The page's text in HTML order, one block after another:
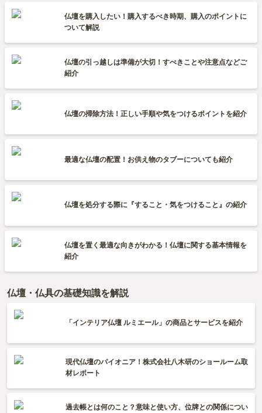
仏壇を購入したい！購入するべき時期、購入のポイントに
ついて解説
仏壇の引っ越しは準備が大切！すべきことや注意点などご
紹介
仏壇の掃除方法！正しい手順や気をつけるポイントを紹介
最適な仏壇の配置！お供え物のタブーについても紹介
仏壇を処分する際に『すること・気をつけること』の紹介
仏壇を置く最適な向きがわかる！仏壇に関する基本情報を
紹介
仏壇・仏具の基礎知識を解説
「インテリア仏壇 ルミエール」の商品とサービスを紹介
現代仏壇のパイオニア！株式会社八木研のショールーム取
材レポート
過去帳とは何のこと？意味と使い方、位牌との関係につい